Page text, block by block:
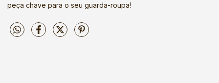
peça chave para o seu guarda-roupa!